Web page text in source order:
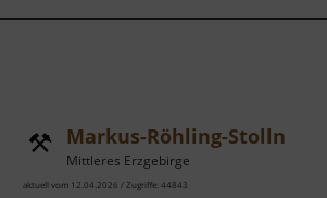
Markus-Röhling-Stolln
Mittleres Erzgebirge
aktuell vom 12.04.2026 / Zugriffe: 44843